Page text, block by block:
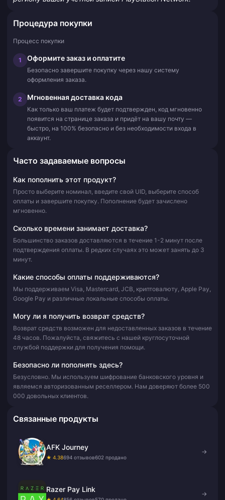
Процедура покупки
Процесс покупки
1 Оформите заказ и оплатите
Безопасно завершите покупку через нашу систему
оформления заказа.
2 Мгновенная доставка кода
Как только ваш платеж будет подтвержден, код мгновенно
появится на странице заказа и придёт на вашу почту —
быстро, на 100% безопасно и без необходимости входа в
аккаунт.
Часто задаваемые вопросы
Как пополнить этот продукт?
Просто выберите номинал, введите свой UID, выберите способ
оплаты и завершите покупку. Пополнение будет зачислено
мгновенно.
Сколько времени занимает доставка?
Большинство заказов доставляются в течение 1-2 минут после
подтверждения оплаты. В редких случаях это может занять до 3
минут.
Какие способы оплаты поддерживаются?
Мы поддерживаем Visa, Mastercard, JCB, криптовалюту, Apple Pay,
Google Pay и различные локальные способы оплаты.
Могу ли я получить возврат средств?
Возврат средств возможен для недоставленных заказов в течение
48 часов. Пожалуйста, свяжитесь с нашей круглосуточной
службой поддержки для получения помощи.
Безопасно ли пополнять здесь?
Безусловно. Мы используем шифрование банковского уровня и
являемся авторизованным реселлером. Нам доверяют более 500
000 довольных клиентов.
Связанные продукты
AFK Journey
★ 4.38694 отзывов602 продано
→
Razer Pay Link
→